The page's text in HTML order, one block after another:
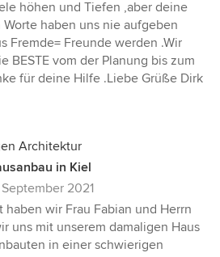
höhen und Tiefen ,aber deine
haben uns nie aufgeben
Fremde= Freunde werden .Wir
BESTE vom der Planung bis zum
für deine Hilfe .Liebe Grüße Dirk
Architektur
in Kiel
September 2021
haben wir Frau Fabian und Herrn
uns mit unserem damaligen Haus
in einer schwierigen